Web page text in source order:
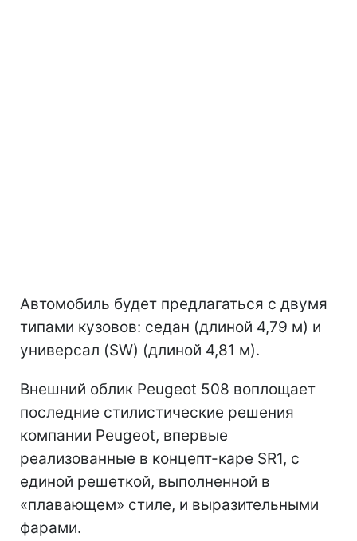
Автомобиль будет предлагаться с двумя
типами кузовов: седан (длиной 4,79 м) и
универсал (SW) (длиной 4,81 м).
Внешний облик Peugeot 508 воплощает
последние стилистические решения
компании Peugeot, впервые
реализованные в концепт-каре SR1, с
единой решеткой, выполненной в
«плавающем» стиле, и выразительными
фарами.